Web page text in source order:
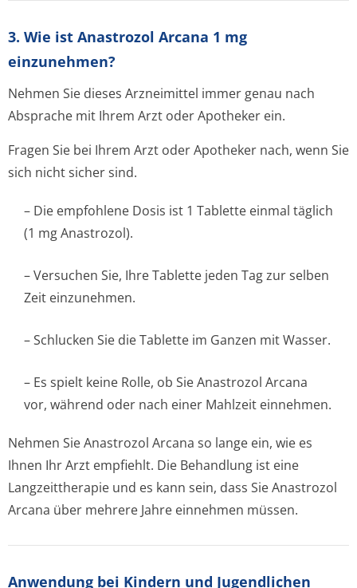
3. Wie ist Anastrozol Arcana 1 mg
einzunehmen?
Nehmen Sie dieses Arzneimittel immer genau nach
Absprache mit Ihrem Arzt oder Apotheker ein.
Fragen Sie bei Ihrem Arzt oder Apotheker nach, wenn Sie
sich nicht sicher sind.
– Die empfohlene Dosis ist 1 Tablette einmal täglich
(1 mg Anastrozol).
– Versuchen Sie, Ihre Tablette jeden Tag zur selben
Zeit einzunehmen.
– Schlucken Sie die Tablette im Ganzen mit Wasser.
– Es spielt keine Rolle, ob Sie Anastrozol Arcana
vor, während oder nach einer Mahlzeit einnehmen.
Nehmen Sie Anastrozol Arcana so lange ein, wie es
Ihnen Ihr Arzt empfiehlt. Die Behandlung ist eine
Langzeittherapie und es kann sein, dass Sie Anastrozol
Arcana über mehrere Jahre einnehmen müssen.
Anwendung bei Kindern und Jugendlichen